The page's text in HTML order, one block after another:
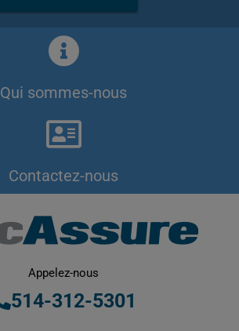
Qui sommes-nous
Contactez-nous
Appelez-nous
514-312-5301